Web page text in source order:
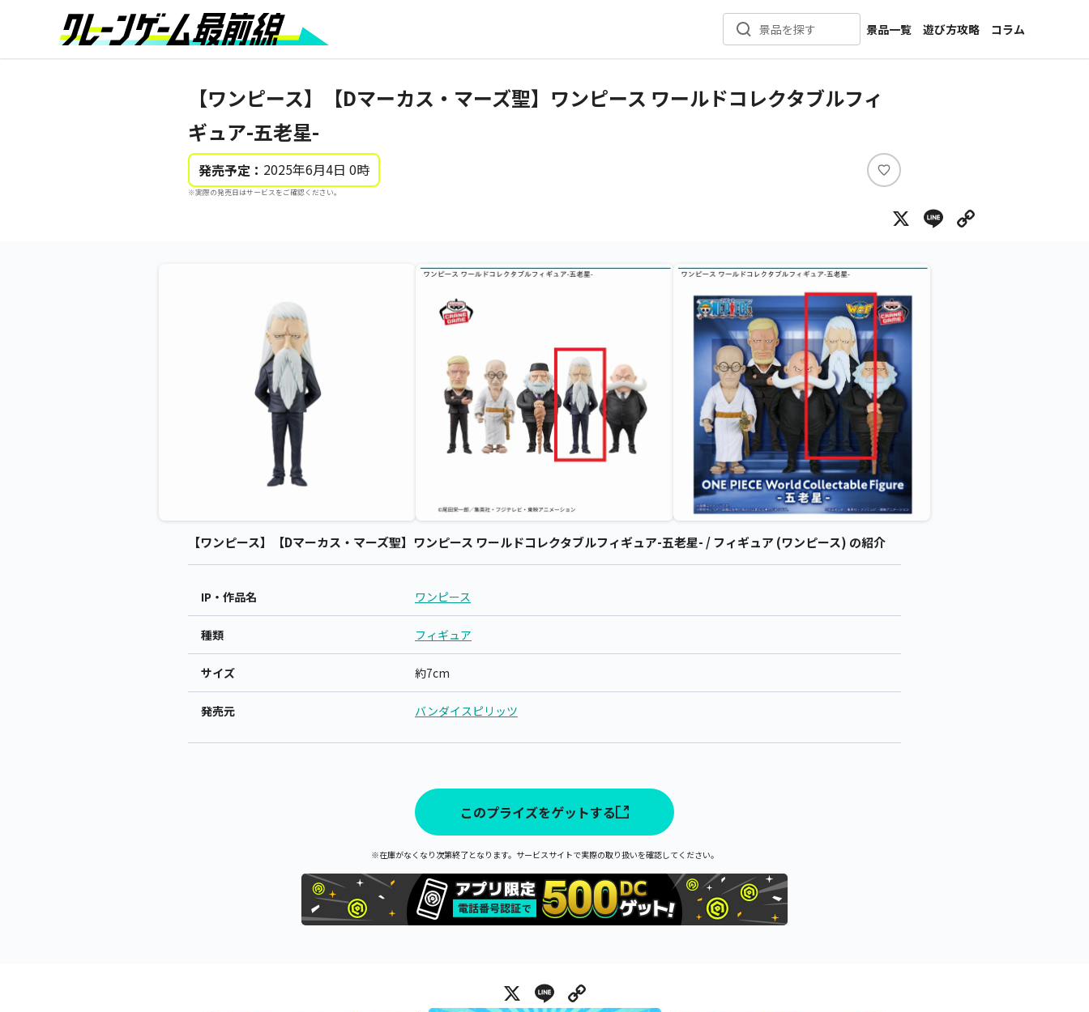
景品を探す
景品一覧
新着景品
作品名一覧
遊び方攻略
コラム
インタビュー
【ワンピース】【Dマーカス・マーズ聖】ワンピース ワールドコレクタブルフィ
ギュア-五老星-
発売予定： 2025年6月4日 0時
※実際の発売日はサービスをご確認ください。
い
ね
X Line
【ワンピース】【Dマーカス・マーズ聖】ワンピース ワールドコレクタブルフィギュア-五老星- / フィギュア (ワンピース) の紹介
IP・作品名 ワンピース
種類 フィギュア
サイズ 約7cm
発売元 バンダイスピリッツ
このプライズをゲットする
※在庫がなくなり次第終了となります。サービスサイトで実際の取り扱いを確認してください。
X Line